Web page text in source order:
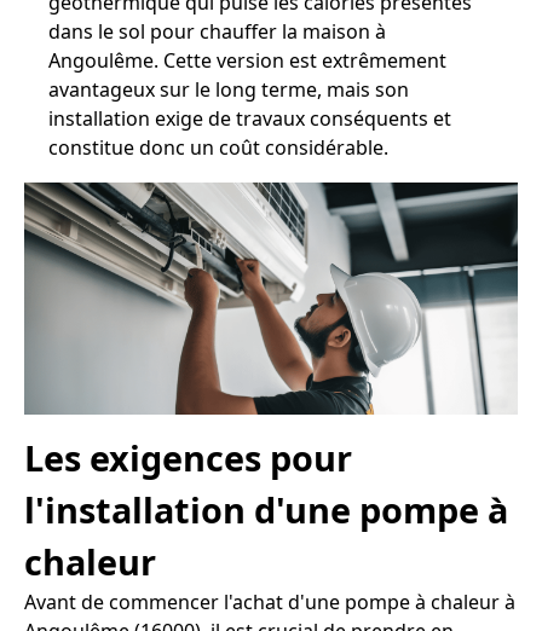
dans le sol pour chauffer la maison à
Angoulême. Cette version est extrêmement
avantageux sur le long terme, mais son
installation exige de travaux conséquents et
constitue donc un coût considérable.
Les exigences pour
l'installation d'une pompe à
chaleur
Avant de commencer l'achat d'une pompe à chaleur à